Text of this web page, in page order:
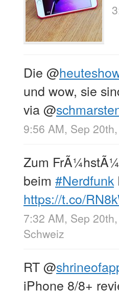
Die @
und wow, sie
via@
9:56 AM, Sep
Zum
beim #Nerdfunk
https://t.co/
7:32 AM, Sep
Schweiz
RT@
iPhone 8/8+